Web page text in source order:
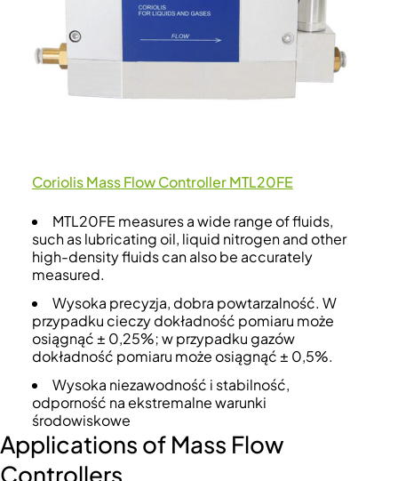
Coriolis Mass Flow Controller MTL20FE
MTL20FE measures a wide range of fluids,
such as lubricating oil, liquid nitrogen and other
high-density fluids can also be accurately
measured.
Wysoka precyzja, dobra powtarzalność. W
przypadku cieczy dokładność pomiaru może
osiągnąć ± 0,25%; w przypadku gazów
dokładność pomiaru może osiągnąć ± 0,5%.
Wysoka niezawodność i stabilność,
odporność na ekstremalne warunki
środowiskowe
Applications of Mass Flow
Controllers